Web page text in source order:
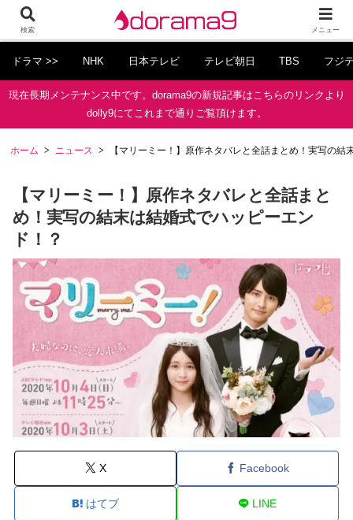
ドラマ >> NHK 日本テレビ テレビ朝日 TBS フジ
現在長期メンテナンス中です。dorama9の新規記事はこちらのリンクより
dolly9にてこれまで通りご覧頂けます。
ホーム ニュース 【マリーミー！】原作ネタバレと全話まとめ！実写の結
【マリーミー！】原作ネタバレと全話まと
め！実写の結末は結婚式でハッピーエン
ド！？
X Facebook
はてブ LINE
検索 メニュー